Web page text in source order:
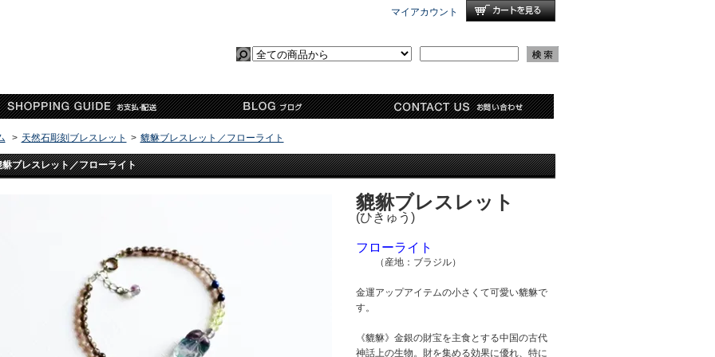
マイアカウント
> 天然石彫刻ブレスレット > 貔貅ブレスレット／フローライト
貅ブレスレット／フローライト
貔貅ブレスレット
(ひきゅう)
フローライト
（産地：ブラジル）
金運アップアイテムの小さくて可愛い貔貅で
す。
《貔貅》金銀の財宝を主食とする中国の古代
神話上の生物。財を集める効果に優れ、特に